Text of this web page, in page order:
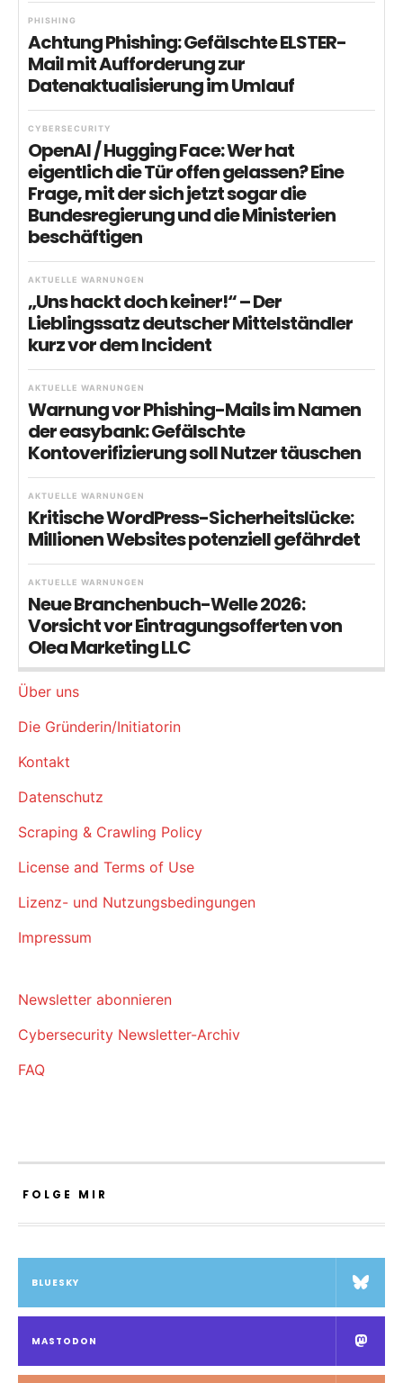
PHISHING
Achtung Phishing: Gefälschte ELSTER-
Mail mit Aufforderung zur
Datenaktualisierung im Umlauf
CYBERSECURITY
OpenAI / Hugging Face: Wer hat
eigentlich die Tür offen gelassen? Eine
Frage, mit der sich jetzt sogar die
Bundesregierung und die Ministerien
beschäftigen
AKTUELLE WARNUNGEN
„Uns hackt doch keiner!“ – Der
Lieblingssatz deutscher Mittelständler
kurz vor dem Incident
AKTUELLE WARNUNGEN
Warnung vor Phishing-Mails im Namen
der easybank: Gefälschte
Kontoverifizierung soll Nutzer täuschen
AKTUELLE WARNUNGEN
Kritische WordPress-Sicherheitslücke:
Millionen Websites potenziell gefährdet
AKTUELLE WARNUNGEN
Neue Branchenbuch-Welle 2026:
Vorsicht vor Eintragungsofferten von
Olea Marketing LLC
Über uns
Die Gründerin/Initiatorin
Kontakt
Datenschutz
Scraping & Crawling Policy
License and Terms of Use
Lizenz- und Nutzungsbedingungen
Impressum
Newsletter abonnieren
Cybersecurity Newsletter-Archiv
FAQ
FOLGE MIR
BLUESKY
MASTODON